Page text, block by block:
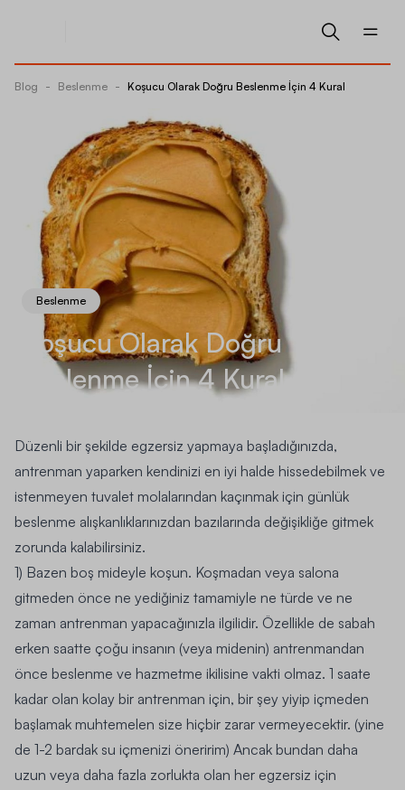
Blog - Beslenme - Koşucu Olarak Doğru Beslenme İçin 4 Kural
Beslenme
Koşucu Olarak Doğru
Beslenme İçin 4 Kural
Düzenli bir şekilde egzersiz yapmaya başladığınızda,
antrenman yaparken kendinizi en iyi halde hissedebilmek ve
istenmeyen tuvalet molalarından kaçınmak için günlük
beslenme alışkanlıklarınızdan bazılarında değişikliğe gitmek
zorunda kalabilirsiniz.
1) Bazen boş mideyle koşun. Koşmadan veya salona
gitmeden önce ne yediğiniz tamamiyle ne türde ve ne
zaman antrenman yapacağınızla ilgilidir. Özellikle de sabah
erken saatte çoğu insanın (veya midenin) antrenmandan
önce beslenme ve hazmetme ikilisine vakti olmaz. 1 saate
kadar olan kolay bir antrenman için, bir şey yiyip içmeden
başlamak muhtemelen size hiçbir zarar vermeyecektir. (yine
de 1-2 bardak su içmenizi öneririm) Ancak bundan daha
uzun veya daha fazla zorlukta olan her egzersiz için